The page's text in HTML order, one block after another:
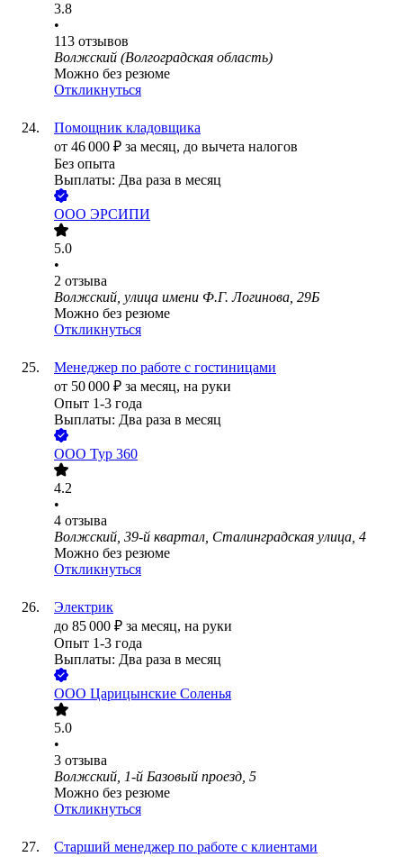
3.8
•
113 отзывов
Волжский (Волгоградская область)
Можно без резюме
Откликнуться
Помощник кладовщика
от 46 000 ₽ за месяц, до вычета налогов
Без опыта
Выплаты: Два раза в месяц
ООО ЭРСИПИ
5.0
•
2 отзыва
Волжский, улица имени Ф.Г. Логинова, 29Б
Можно без резюме
Откликнуться
Менеджер по работе с гостиницами
от 50 000 ₽ за месяц, на руки
Опыт 1-3 года
Выплаты: Два раза в месяц
ООО Тур 360
4.2
•
4 отзыва
Волжский, 39-й квартал, Сталинградская улица, 4
Можно без резюме
Откликнуться
Электрик
до 85 000 ₽ за месяц, на руки
Опыт 1-3 года
Выплаты: Два раза в месяц
ООО Царицынские Соленья
5.0
•
3 отзыва
Волжский, 1-й Базовый проезд, 5
Можно без резюме
Откликнуться
Старший менеджер по работе с клиентами